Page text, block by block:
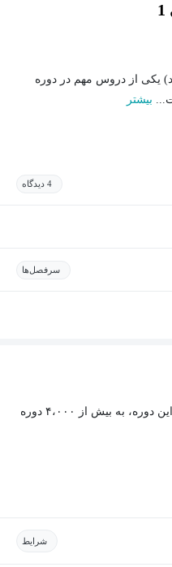
یکی از دروس مهم در دوره
بیشتر
4 دیدگاه
سرفصل‌ها
با خرید اشتراک مکتب‌پلاس، علاوه بر این دوره، به بیش از ۴،۰۰۰ دوره
شرایط